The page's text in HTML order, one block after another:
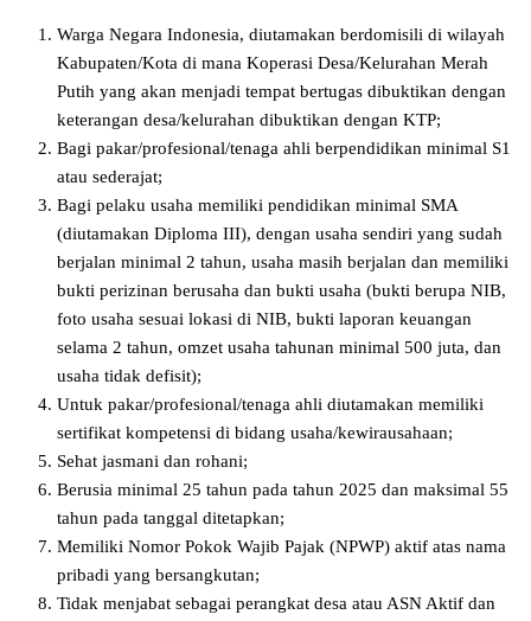
Warga Negara Indonesia, diutamakan berdomisili di wilayah
Kabupaten/Kota di mana Koperasi Desa/Kelurahan Merah
Putih yang akan menjadi tempat bertugas dibuktikan dengan
keterangan desa/kelurahan dibuktikan dengan KTP;
Bagi pakar/profesional/tenaga ahli berpendidikan minimal S1
atau sederajat;
Bagi pelaku usaha memiliki pendidikan minimal SMA
(diutamakan Diploma III), dengan usaha sendiri yang sudah
berjalan minimal 2 tahun, usaha masih berjalan dan memiliki
bukti perizinan berusaha dan bukti usaha (bukti berupa NIB,
foto usaha sesuai lokasi di NIB, bukti laporan keuangan
selama 2 tahun, omzet usaha tahunan minimal 500 juta, dan
usaha tidak defisit);
Untuk pakar/profesional/tenaga ahli diutamakan memiliki
sertifikat kompetensi di bidang usaha/kewirausahaan;
Sehat jasmani dan rohani;
Berusia minimal 25 tahun pada tahun 2025 dan maksimal 55
tahun pada tanggal ditetapkan;
Memiliki Nomor Pokok Wajib Pajak (NPWP) aktif atas nama
pribadi yang bersangkutan;
Tidak menjabat sebagai perangkat desa atau ASN Aktif dan